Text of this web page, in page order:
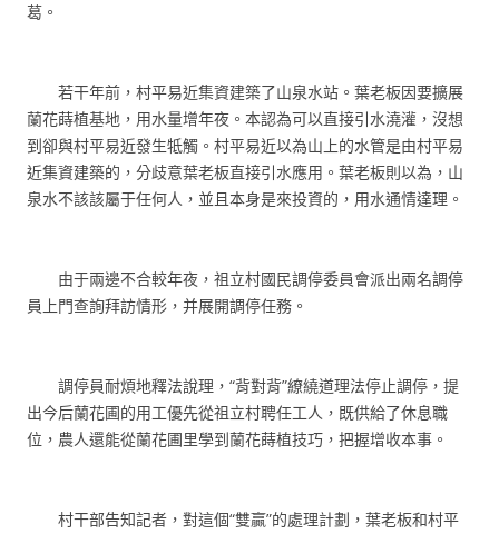
葛。
若干年前，村平易近集資建築了山泉水站。葉老板因要擴展
蘭花蒔植基地，用水量增年夜。本認為可以直接引水澆灌，沒想
到卻與村平易近發生牴觸。村平易近以為山上的水管是由村平易
近集資建築的，分歧意葉老板直接引水應用。葉老板則以為，山
泉水不該該屬于任何人，並且本身是來投資的，用水通情達理。
由于兩邊不合較年夜，祖立村國民調停委員會派出兩名調停
員上門查詢拜訪情形，并展開調停任務。
調停員耐煩地釋法說理，“背對背”繚繞道理法停止調停，提
出今后蘭花圃的用工優先從祖立村聘任工人，既供給了休息職
位，農人還能從蘭花圃里學到蘭花蒔植技巧，把握增收本事。
村干部告知記者，對這個“雙贏”的處理計劃，葉老板和村平